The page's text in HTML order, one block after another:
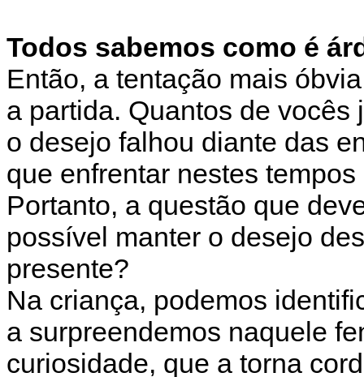
Todos sabemos como é
Então, a tentação mais
a partida. Quantos de
o desejo falhou diante das
que enfrentar nestes
Portanto, a questão que
possível manter o desejo
presente?
Na criança, podemos
a surpreendemos naquele
curiosidade, que a torna